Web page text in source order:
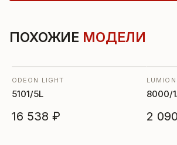
ПОХОЖИЕ МОДЕЛИ
ODEON LIGHT
5101/5L
16 538 ₽
LUMION
8000/
2